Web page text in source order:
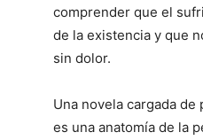
comprender que el
de la existencia y que
sin dolor.
Una novela cargada
es una anatomía de la